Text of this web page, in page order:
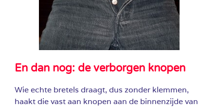
En dan nog: de verborgen knopen
Wie echte bretels draagt, dus zonder klemmen,
haakt die vast aan knopen aan de binnenzijde van